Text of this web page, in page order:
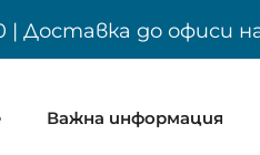
| Доставка до офиси
Важна информация